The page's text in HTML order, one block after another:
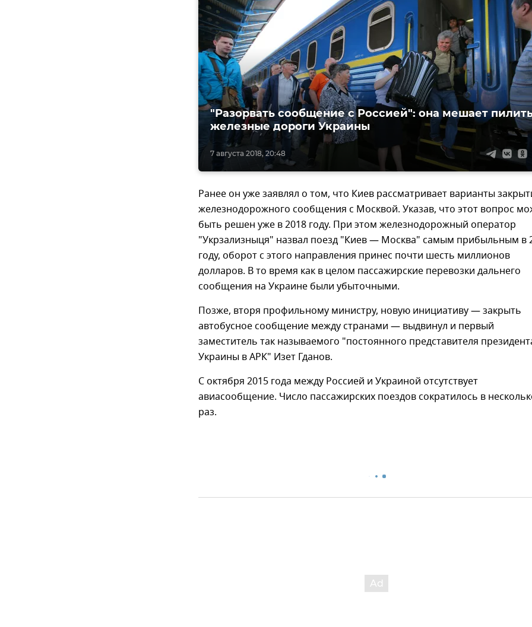
7 августа 2018, 20:48
"Разорвать сообщение с Россией": она мешает
железные дороги Украины
Ранее он уже заявлял о том, что Киев рассматривает варианты
железнодорожного сообщения с Москвой. Указав, что этот вопрос
быть решен уже в 2018 году. При этом железнодорожный оператор
"Укрзализныця" назвал поезд "Киев — Москва" самым прибыльным в
году, оборот с этого направления принес почти шесть миллионов
долларов. В то время как в целом пассажирские перевозки дальнего
сообщения на Украине были убыточными.
Позже, вторя профильному министру, новую инициативу — закрыть
автобусное сообщение между странами — выдвинул и первый
заместитель так называемого "постоянного представителя
Украины в АРК" Изет Гданов.
С октября 2015 года между Россией и Украиной отсутствует
авиасообщение. Число пассажирских поездов сократилось в
раз.